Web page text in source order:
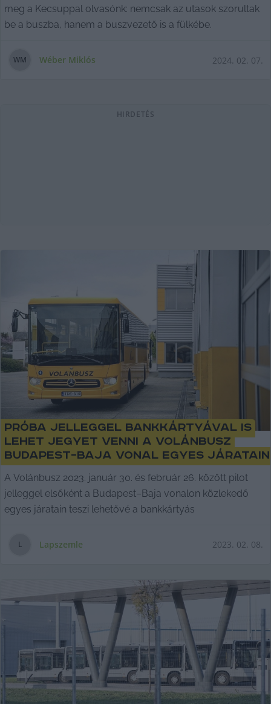
meg a Kecsuppal olvasónk: nemcsak az utasok szorultak
be a buszba, hanem a buszvezető is a fülkébe.
WM Wéber Miklós 2024. 02. 07.
HIRDETÉS
Próba jelleggel bankkártyával is
lehet jegyet venni a Volánbusz
Budapest–Baja vonal egyes járatain
A Volánbusz 2023. január 30. és február 26. között pilot
jelleggel elsőként a Budapest–Baja vonalon közlekedő
egyes járatain teszi lehetővé a bankkártyás
L Lapszemle 2023. 02. 08.